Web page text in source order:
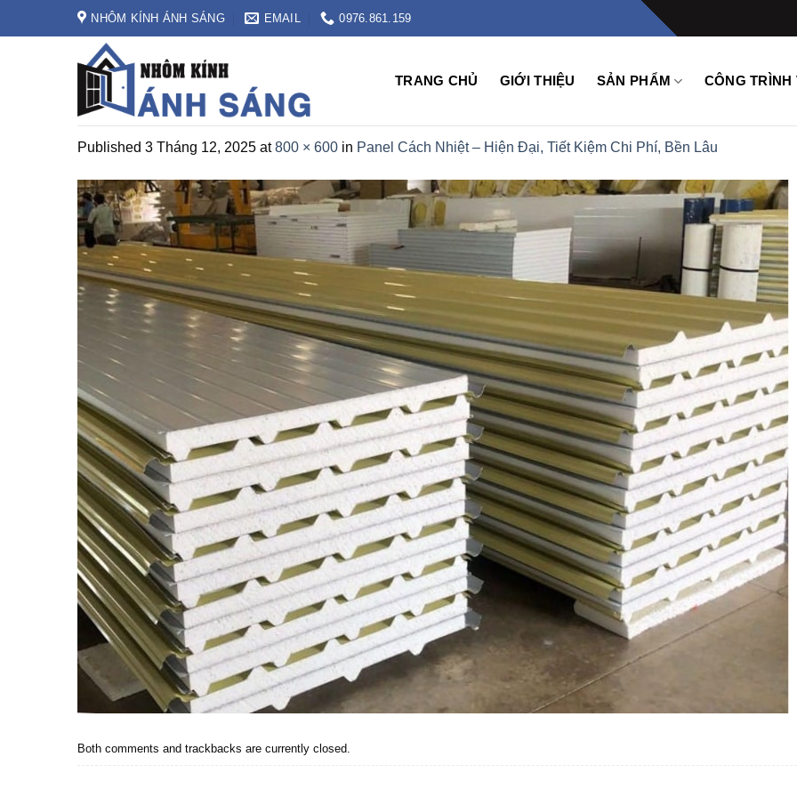
NHÔM KÍNH ÁNH SÁNG EMAIL 0976.861.159
TRANG CHỦ GIỚI THIỆU SẢN PHẨM CÔNG TRÌNH
Published 3 Tháng 12, 2025 at800 × 600 in Panel Cách Nhiệt – Hiện Đại, Tiết Kiệm Chi Phí, Bền Lâu
Both comments and trackbacks are currently closed.